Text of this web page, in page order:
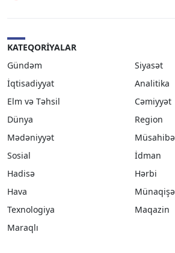
KATEQORIYALAR
Gündəm
Siyasət
İqtisadiyyat
Analitika
Elm və Təhsil
Cəmiyyət
Dünya
Region
Mədəniyyət
Müsahibə
Sosial
İdman
Hadisə
Hərbi
Hava
Münaqişə
Texnologiya
Maqazin
Maraqlı